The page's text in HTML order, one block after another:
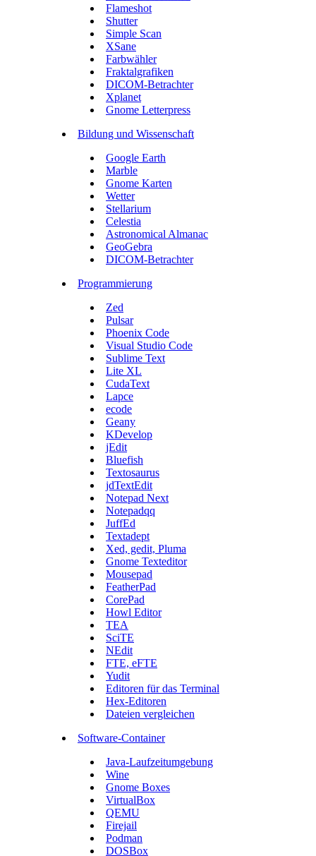
Flameshot
Shutter
Simple Scan
XSane
Farbwähler
Fraktalgrafiken
DICOM-Betrachter
Xplanet
Gnome Letterpress
Bildung und Wissenschaft
Google Earth
Marble
Gnome Karten
Wetter
Stellarium
Celestia
Astronomical Almanac
GeoGebra
DICOM-Betrachter
Programmierung
Zed
Pulsar
Phoenix Code
Visual Studio Code
Sublime Text
Lite XL
CudaText
Lapce
ecode
Geany
KDevelop
jEdit
Bluefish
Textosaurus
jdTextEdit
Notepad Next
Notepadqq
JuffEd
Textadept
Xed, gedit, Pluma
Gnome Texteditor
Mousepad
FeatherPad
CorePad
Howl Editor
TEA
SciTE
NEdit
FTE, eFTE
Yudit
Editoren für das Terminal
Hex-Editoren
Dateien vergleichen
Software-Container
Java-Laufzeitumgebung
Wine
Gnome Boxes
VirtualBox
QEMU
Firejail
Podman
DOSBox